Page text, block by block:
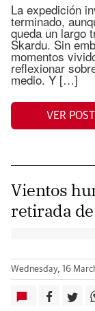
La expedición
terminado,
queda un largo
Skardu. Sin
momentos
reflexionar
medio. Y […]
VER POST
Vientos
retirada
Wednesday, 16